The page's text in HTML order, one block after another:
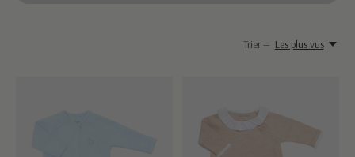
Trier — Les plus vus